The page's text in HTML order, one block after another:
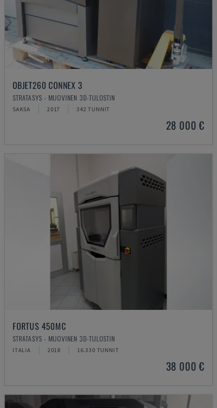
OBJET260 CONNEX 3
STRATASYS - MUOVINEN 3D-TULOSTIN
SAKSA 2017 342 TUNNIT
28 000 €
FORTUS 450MC
STRATASYS - MUOVINEN 3D-TULOSTIN
ITALIA 2018 16.330 TUNNIT
38 000 €